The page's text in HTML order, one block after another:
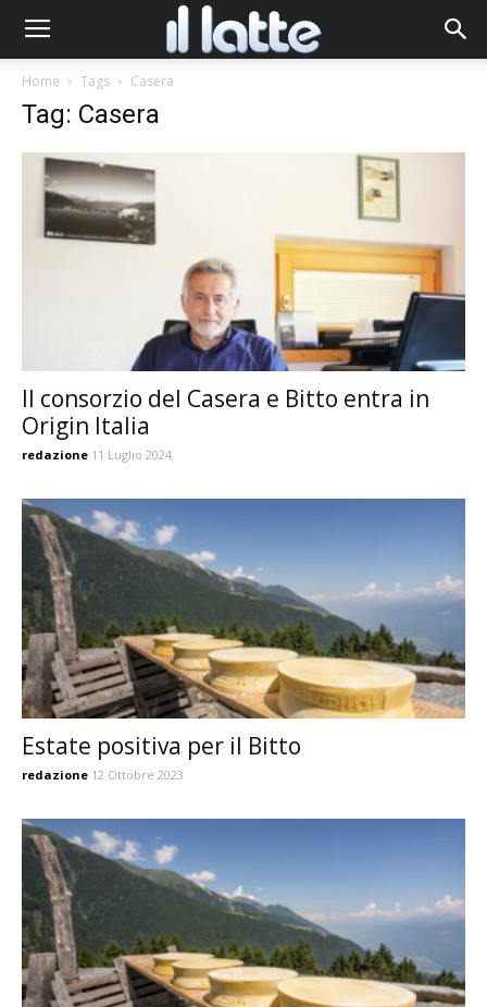
Home Tags Casera
Tag: Casera
Il consorzio del Casera e Bitto entra in
Origin Italia
redazione 11 Luglio 2024
Estate positiva per il Bitto
redazione 12 Ottobre 2023